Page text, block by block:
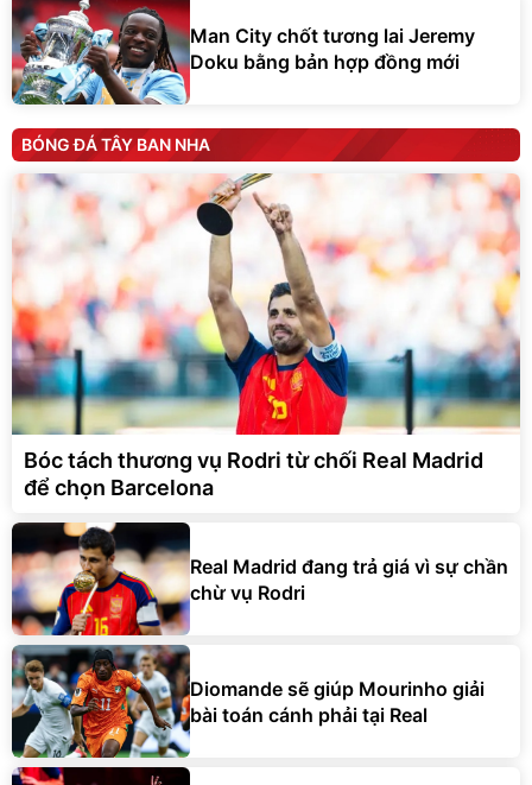
Man City chốt tương lai Jeremy
Doku bằng bản hợp đồng mới
BÓNG ĐÁ TÂY BAN NHA
Bóc tách thương vụ Rodri từ chối Real Madrid
để chọn Barcelona
Real Madrid đang trả giá vì sự chần
chừ vụ Rodri
Diomande sẽ giúp Mourinho giải
bài toán cánh phải tại Real